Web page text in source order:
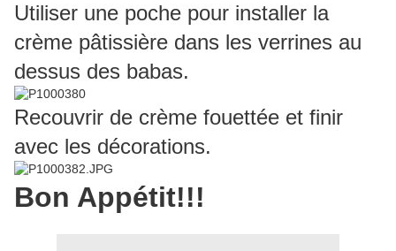
Utiliser une poche pour installer la
crème pâtissière dans les verrines au
dessus des babas.
Recouvrir de crème fouettée et finir
avec les décorations.
Bon Appétit!!!